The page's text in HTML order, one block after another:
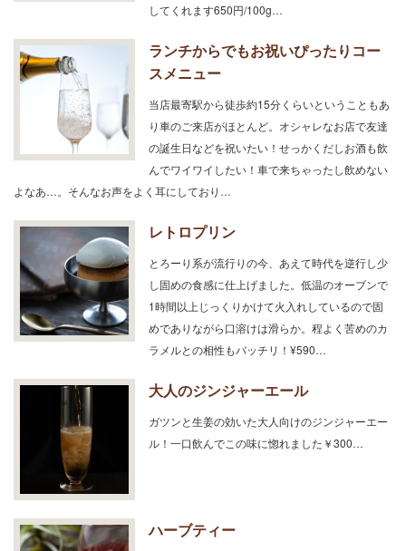
してくれます650円/100g…
ランチからでもお祝いぴったりコー
スメニュー
当店最寄駅から徒歩約15分くらいということもあ
り車のご来店がほとんど。オシャレなお店で友達
の誕生日などを祝いたい！せっかくだしお酒も飲
んでワイワイしたい！車で来ちゃったし飲めない
よなあ…。そんなお声をよく耳にしており…
レトロプリン
とろーり系が流行りの今、あえて時代を逆行し少
し固めの食感に仕上げました。低温のオーブンで
1時間以上じっくりかけて火入れしているので固
めでありながら口溶けは滑らか。程よく苦めのカ
ラメルとの相性もバッチリ！¥590…
大人のジンジャーエール
ガツンと生姜の効いた大人向けのジンジャーエー
ル！一口飲んでこの味に惚れました￥300…
ハーブティー